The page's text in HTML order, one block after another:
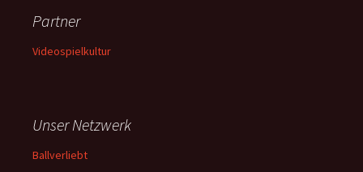
Partner
Videospielkultur
Unser Netzwerk
Ballverliebt